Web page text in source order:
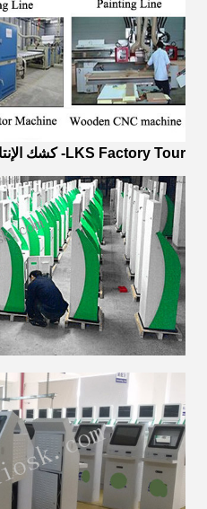
LKS Factory Tour- كشك الإنتاج الشامل.